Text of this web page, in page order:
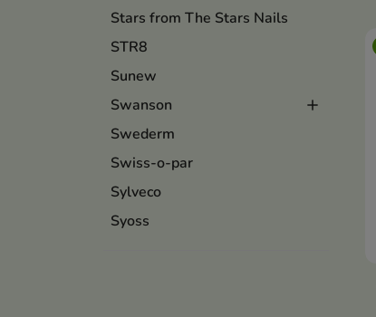
Stars from The Stars Nails
STR8
Sunew
Swanson
Swederm
Swiss-o-par
Sylveco
Syoss